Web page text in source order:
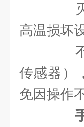
灭
高温损坏
不
传感器）
免因操作